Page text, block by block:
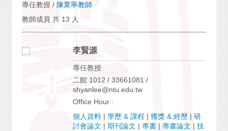
專任教授 / 陳業寧教師
教師成員 共 13 人
李賢源
專任教授
二館 1012 / 33661081 /
shyanlee@ntu.edu.tw
Office Hour :
個人資料 |學歷 & 課程 |獲獎 & 經歷 |研
討會論文 |期刊論文 |專書 |專書論文 |技